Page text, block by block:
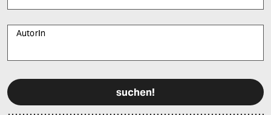
AutorIn